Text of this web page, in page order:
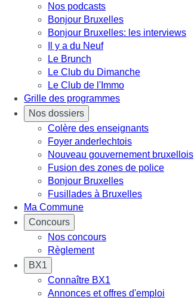
Nos podcasts
Bonjour Bruxelles
Bonjour Bruxelles: les interviews
Il y a du Neuf
Le Brunch
Le Club du Dimanche
Le Club de l'Immo
Grille des programmes
Nos dossiers
Colère des enseignants
Foyer anderlechtois
Nouveau gouvernement bruxellois
Fusion des zones de police
Bonjour Bruxelles
Fusillades à Bruxelles
Ma Commune
Concours
Nos concours
Règlement
BX1
Connaître BX1
Annonces et offres d'emploi